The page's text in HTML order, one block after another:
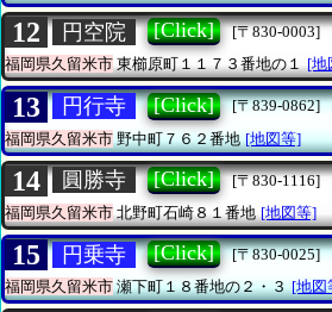
12 円空院 [Click]
[〒830-0003]
福岡県久留米市東櫛原町１１７３番地の１ [地
13 円行寺 [Click]
[〒839-0862]
福岡県久留米市野中町７６２番地 [地図等]
14 圓勝寺 [Click]
[〒830-1116]
福岡県久留米市 北野町石崎８１番地 [地図等]
15 円乗寺 [Click]
[〒830-0025]
福岡県久留米市瀬下町１８番地の２・３ [地図